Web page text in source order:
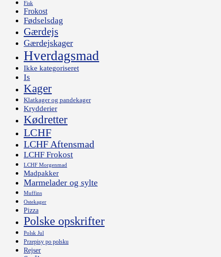
Fisk
Frokost
Fødselsdag
Gærdejs
Gærdejskager
Hverdagsmad
Ikke kategoriseret
Is
Kager
Klatkager og pandekager
Krydderier
Kødretter
LCHF
LCHF Aftensmad
LCHF Frokost
LCHF Morgenmad
Madpakker
Marmelader og sylte
Muffins
Ostekager
Pizza
Polske opskrifter
Polsk Jul
Przepisy po polsku
Rejser